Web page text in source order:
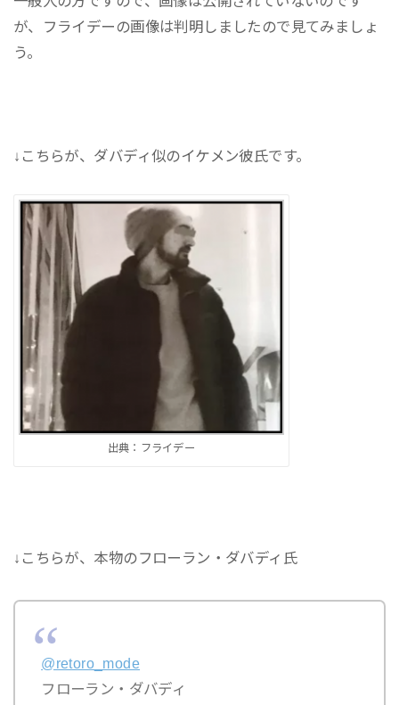
が、フライデーの画像は判明しましたので見てみましょ
う。
↓こちらが、ダバディ似のイケメン彼氏です。
出典：フライデー
↓こちらが、本物のフローラン・ダバディ氏
@retoro_mode
フローラン・ダバディ